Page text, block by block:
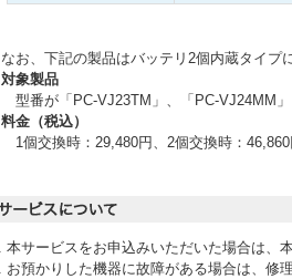
なお、下記の製品はバッテリ2個内蔵タイプ
対象製品
型番が「PC-VJ23TM」、「PC-VJ24MM
料金（税込）
1個交換時：29,480円、2個交換時：
本サービスをお申込みいただいた場合は、
お預かりした機器に故障がある場合は、修